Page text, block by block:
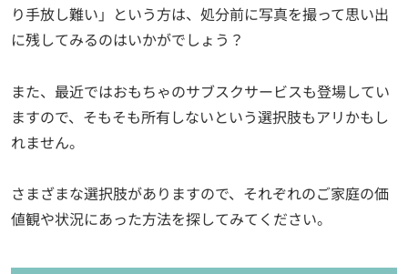
り手放し難い」という方は、処分前に写真を撮って思い出
に残してみるのはいかがでしょう？
また、最近ではおもちゃのサブスクサービスも登場してい
ますので、そもそも所有しないという選択肢もアリかもし
れません。
さまざまな選択肢がありますので、それぞれのご家庭の価
値観や状況にあった方法を探してみてください。